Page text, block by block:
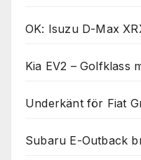
OK: Isuzu D-Max
Kia EV2 – Golfklass
Underkänt för Fiat
Subaru E-Outback